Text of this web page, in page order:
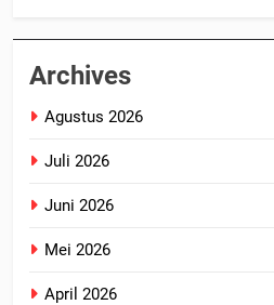
Archives
Agustus 2026
Juli 2026
Juni 2026
Mei 2026
April 2026